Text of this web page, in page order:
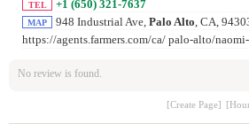
TEL +1 (650) 321-7637
MAP 948 Industrial Ave, Palo Alto, CA,
https://agents.farmers.com/ca/ palo-alto/
No review is found.
[Create Page]